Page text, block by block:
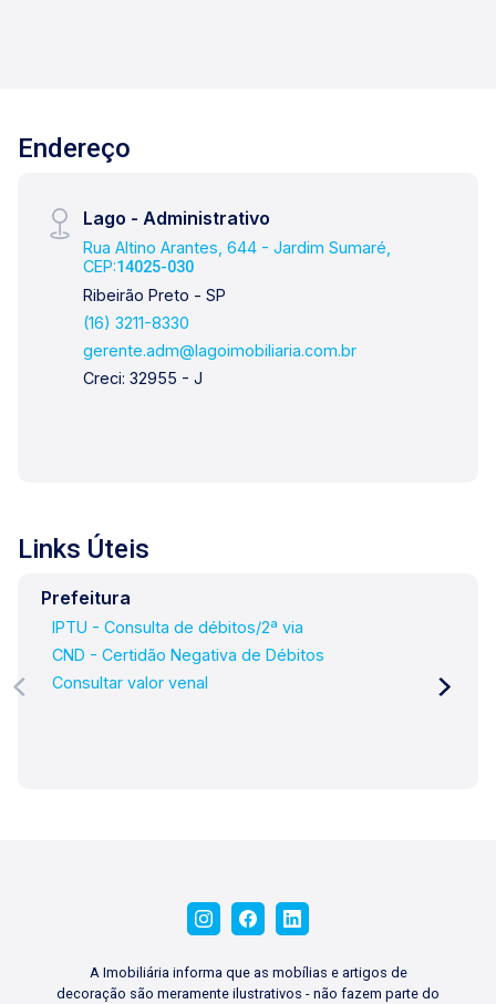
Endereço
Lago - Administrativo
Rua Altino Arantes, 644 - Jardim Sumaré,
CEP:14025-030
Ribeirão Preto - SP
(16) 3211-8330
gerente.adm@lagoimobiliaria.com.br
Creci: 32955 - J
Links Úteis
Prefeitura
IPTU - Consulta de débitos/2ª via
CND - Certidão Negativa de Débitos
Consultar valor venal
A Imobiliária informa que as mobílias e artigos de
decoração são meramente ilustrativos - não fazem parte do